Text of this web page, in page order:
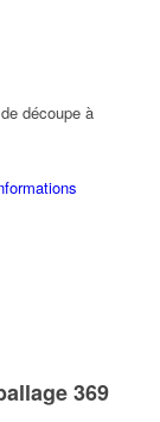
découpe à
369